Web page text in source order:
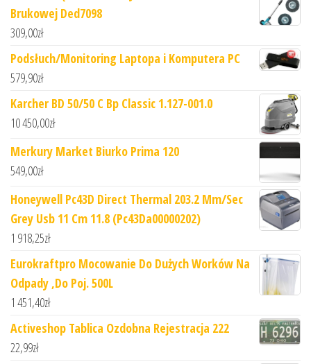
Brukowej Ded7098
309,00zł
Podsłuch/Monitoring Laptopa i Komputera PC
579,90zł
Karcher BD 50/50 C Bp Classic 1.127-001.0
10 450,00zł
Merkury Market Biurko Prima 120
549,00zł
Honeywell Pc43D Direct Thermal 203.2 Mm/Sec
Grey Usb 11 Cm 11.8 (Pc43Da00000202)
1 918,25zł
Eurokraftpro Mocowanie Do Dużych Worków Na
Odpady ,Do Poj. 500L
1 451,40zł
Activeshop Tablica Ozdobna Rejestracja 222
22,99zł